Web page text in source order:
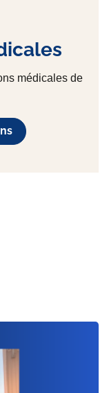
médicales de